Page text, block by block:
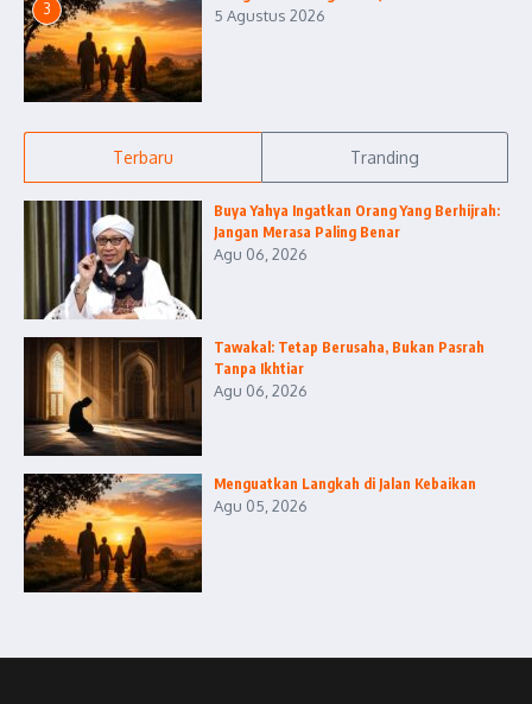
3 5 Agustus 2026
Terbaru Tranding
Buya Yahya Ingatkan Orang Yang Berhijrah:
Jangan Merasa Paling Benar
Agu 06, 2026
Tawakal: Tetap Berusaha, Bukan Pasrah
Tanpa Ikhtiar
Agu 06, 2026
Menguatkan Langkah di Jalan Kebaikan
Agu 05, 2026